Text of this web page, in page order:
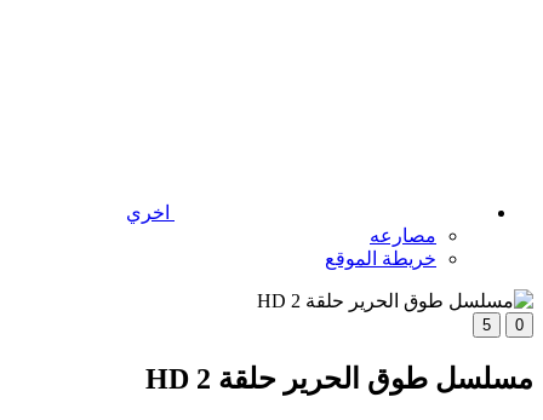
اخري
مصارعه
خريطة الموقع
0
5
مسلسل طوق الحرير حلقة 2 HD